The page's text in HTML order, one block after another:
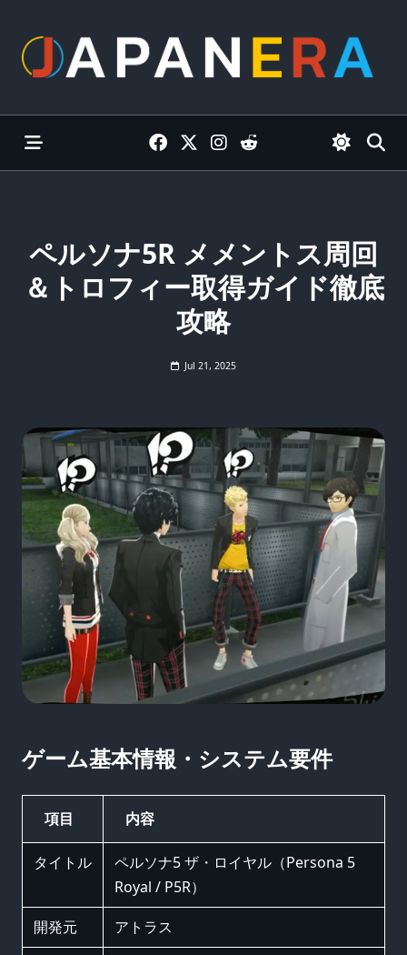
content
ペルソナ5R メメントス周回
＆トロフィー取得ガイド徹底
攻略
Jul 21, 2025
ゲーム基本情報・システム要件
項目 内容
タイトル
ペルソナ5 ザ・ロイヤル（Persona 5
Royal / P5R）
開発元
アトラス